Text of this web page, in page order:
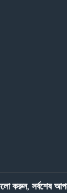
করুন, সর্বশেষ